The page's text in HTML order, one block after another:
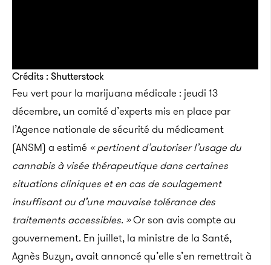
Crédits : Shutterstock
Feu vert pour la marijuana médicale : jeudi 13
décembre, un comité d’experts mis en place par
l’Agence nationale de sécurité du médicament
(ANSM) a estimé « pertinent d’autoriser l’usage du
cannabis à visée thérapeutique dans certaines
situations cliniques et en cas de soulagement
insuffisant ou d’une mauvaise tolérance des
traitements accessibles. »Or son avis compte au
gouvernement. En juillet, la ministre de la Santé,
Agnès Buzyn, avait annoncé qu’elle s’en remettrait à